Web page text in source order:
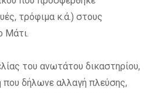
τρόφιμα κ.ά.) στους
Μάτι.
του ανωτάτου δικαστηρίου,
που δήλωνε αλλαγή πλεύσης,